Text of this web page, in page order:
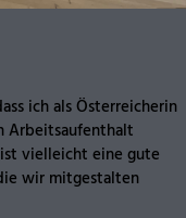
ich als Österreicherin
Arbeitsaufenthalt
vielleicht eine gute
wir mitgestalten